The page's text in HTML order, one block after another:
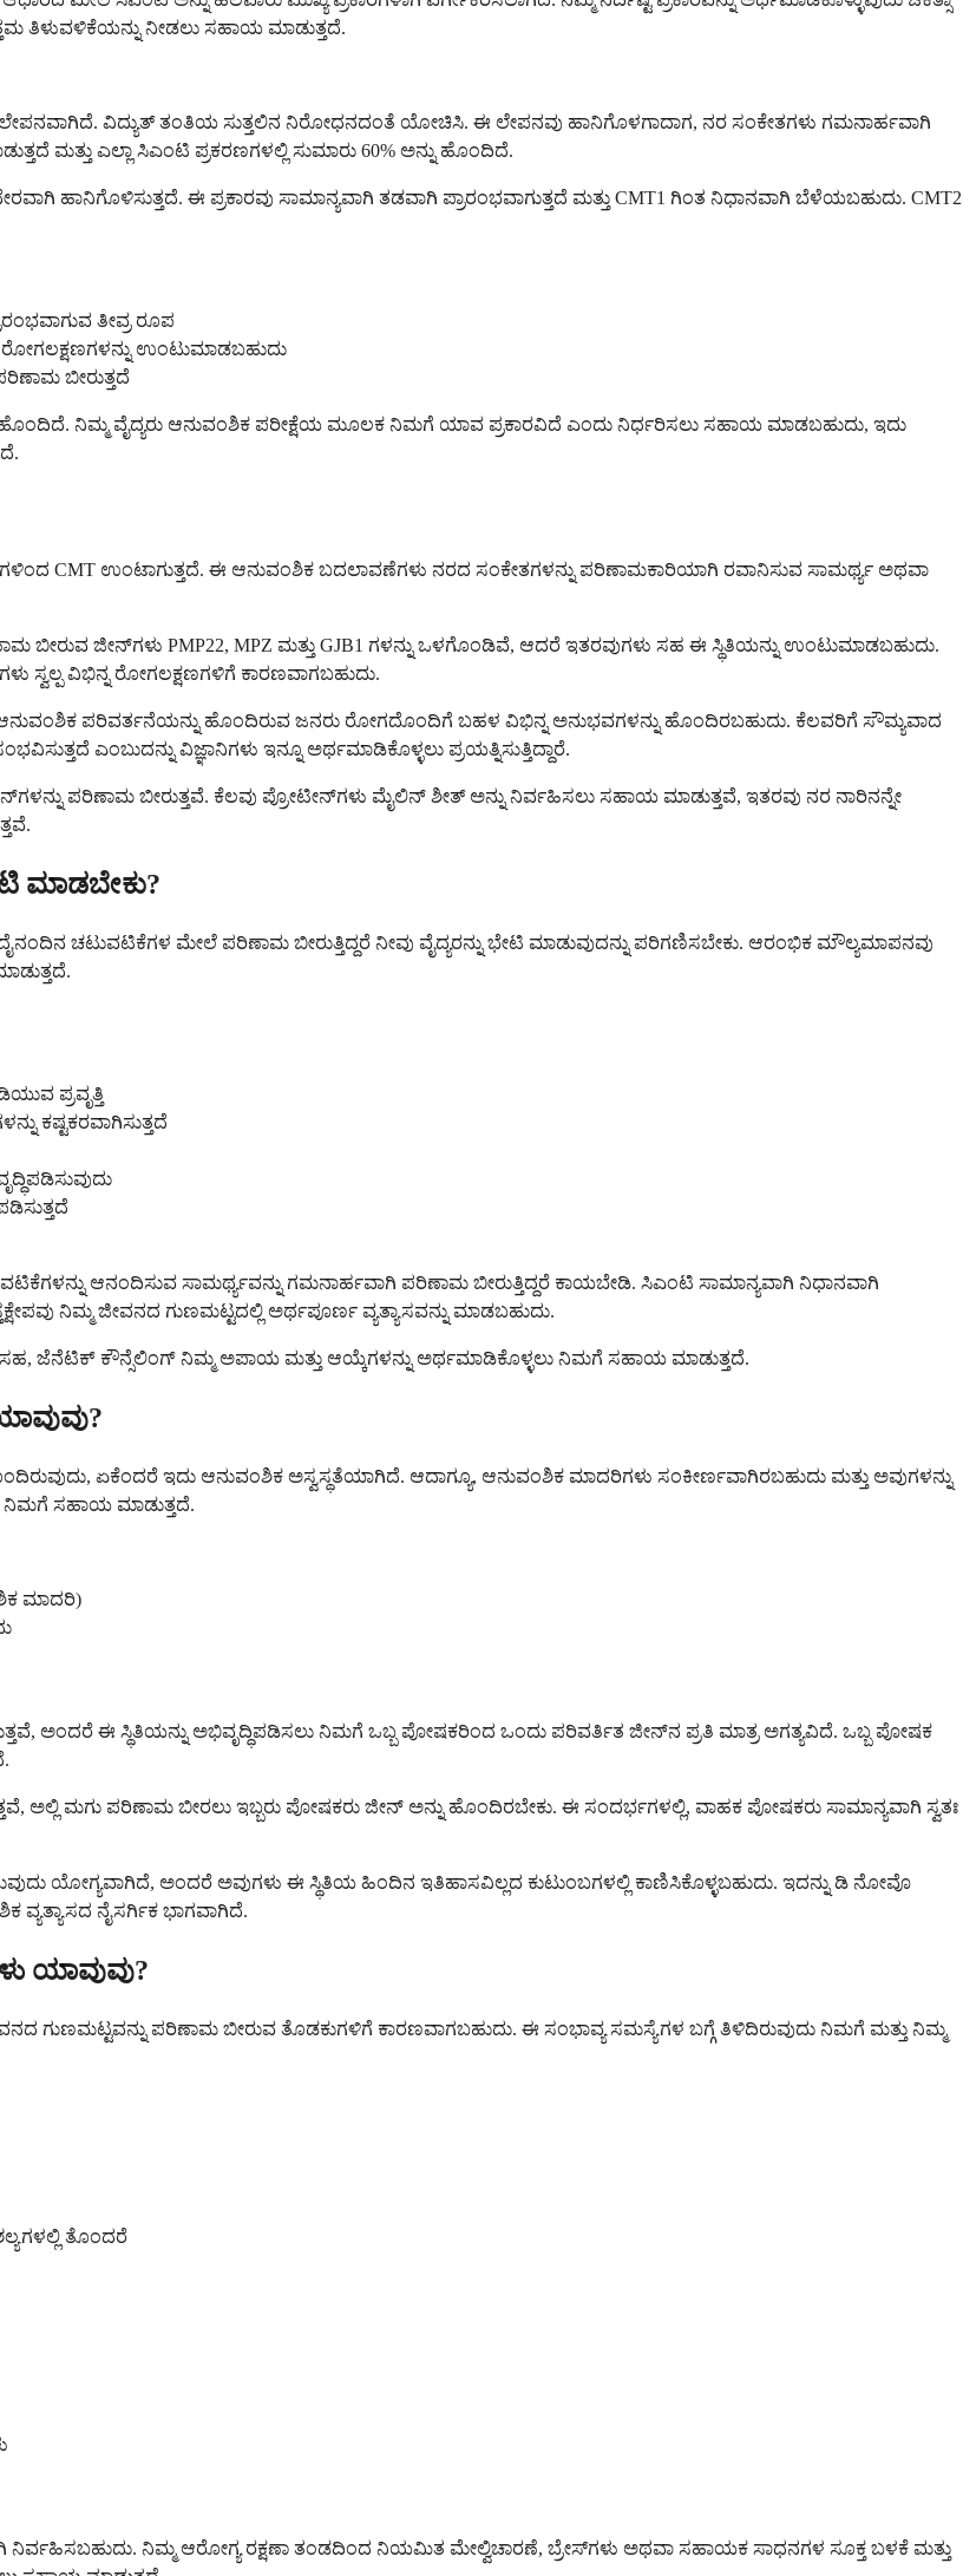
ತಿಳುವಳಿಕೆಯನ್ನು ನೀಡಲು ಸಹಾಯ ಮಾಡುತ್ತದೆ.
ಲೇಪನವಾಗಿದೆ. ವಿದ್ಯುತ್ ತಂತಿಯ ಸುತ್ತಲಿನ ನಿರೋಧನದಂತೆ ಯೋಚಿಸಿ. ಈ ಲೇಪನವು ಹಾನಿಗೊಳಗಾದಾಗ, ನರ ಸಂಕೇತಗಳು ಗಮನಾರ್ಹವಾಗಿ
ಮತ್ತು ಎಲ್ಲಾ ಸಿಎಂಟಿ ಪ್ರಕರಣಗಳಲ್ಲಿ ಸುಮಾರು 60% ಅನ್ನು ಹೊಂದಿದೆ.
ಹಾನಿಗೊಳಿಸುತ್ತದೆ. ಈ ಪ್ರಕಾರವು ಸಾಮಾನ್ಯವಾಗಿ ತಡವಾಗಿ ಪ್ರಾರಂಭವಾಗುತ್ತದೆ ಮತ್ತು CMT1 ಗಿಂತ ನಿಧಾನವಾಗಿ ಬೆಳೆಯಬಹುದು. CMT2
ತೀವ್ರ ರೂಪ
ಉಂಟುಮಾಡಬಹುದು
ಬೀರುತ್ತದೆ
ಹೊಂದಿದೆ. ನಿಮ್ಮ ವೈದ್ಯರು ಆನುವಂಶಿಕ ಪರೀಕ್ಷೆಯ ಮೂಲಕ ನಿಮಗೆ ಯಾವ ಪ್ರಕಾರವಿದೆ ಎಂದು ನಿರ್ಧರಿಸಲು ಸಹಾಯ ಮಾಡಬಹುದು, ಇದು
CMT ಉಂಟಾಗುತ್ತದೆ. ಈ ಆನುವಂಶಿಕ ಬದಲಾವಣೆಗಳು ನರದ ಸಂಕೇತಗಳನ್ನು ಪರಿಣಾಮಕಾರಿಯಾಗಿ ರವಾನಿಸುವ ಸಾಮರ್ಥ್ಯ ಅಥವಾ
ಬೀರುವ ಜೀನ್‌ಗಳು PMP22, MPZ ಮತ್ತು GJB1 ಗಳನ್ನು ಒಳಗೊಂಡಿವೆ, ಆದರೆ ಇತರವುಗಳು ಸಹ ಈ ಸ್ಥಿತಿಯನ್ನು ಉಂಟುಮಾಡಬಹುದು.
ಸ್ವಲ್ಪ ವಿಭಿನ್ನ ರೋಗಲಕ್ಷಣಗಳಿಗೆ ಕಾರಣವಾಗಬಹುದು.
ಆನುವಂಶಿಕ ಪರಿವರ್ತನೆಯನ್ನು ಹೊಂದಿರುವ ಜನರು ರೋಗದೊಂದಿಗೆ ಬಹಳ ವಿಭಿನ್ನ ಅನುಭವಗಳನ್ನು ಹೊಂದಿರಬಹುದು. ಕೆಲವರಿಗೆ ಸೌಮ್ಯವಾದ
ಎಂಬುದನ್ನು ವಿಜ್ಞಾನಿಗಳು ಇನ್ನೂ ಅರ್ಥಮಾಡಿಕೊಳ್ಳಲು ಪ್ರಯತ್ನಿಸುತ್ತಿದ್ದಾರೆ.
ಪರಿಣಾಮ ಬೀರುತ್ತವೆ. ಕೆಲವು ಪ್ರೋಟೀನ್‌ಗಳು ಮೈಲಿನ್ ಶೀತ್ ಅನ್ನು ನಿರ್ವಹಿಸಲು ಸಹಾಯ ಮಾಡುತ್ತವೆ, ಇತರವು ನರ ನಾರಿನನ್ನೇ
ಮಾಡಬೇಕು?
ಚಟುವಟಿಕೆಗಳ ಮೇಲೆ ಪರಿಣಾಮ ಬೀರುತ್ತಿದ್ದರೆ ನೀವು ವೈದ್ಯರನ್ನು ಭೇಟಿ ಮಾಡುವುದನ್ನು ಪರಿಗಣಿಸಬೇಕು. ಆರಂಭಿಕ ಮೌಲ್ಯಮಾಪನವು
ಪ್ರವೃತ್ತಿ
ಕಷ್ಟಕರವಾಗಿಸುತ್ತದೆ
ಆನಂದಿಸುವ ಸಾಮರ್ಥ್ಯವನ್ನು ಗಮನಾರ್ಹವಾಗಿ ಪರಿಣಾಮ ಬೀರುತ್ತಿದ್ದರೆ ಕಾಯಬೇಡಿ. ಸಿಎಂಟಿ ಸಾಮಾನ್ಯವಾಗಿ ನಿಧಾನವಾಗಿ
ನಿಮ್ಮ ಜೀವನದ ಗುಣಮಟ್ಟದಲ್ಲಿ ಅರ್ಥಪೂರ್ಣ ವ್ಯತ್ಯಾಸವನ್ನು ಮಾಡಬಹುದು.
ಸಹ, ಜೆನೆಟಿಕ್ ಕೌನ್ಸೆಲಿಂಗ್ ನಿಮ್ಮ ಅಪಾಯ ಮತ್ತು ಆಯ್ಕೆಗಳನ್ನು ಅರ್ಥಮಾಡಿಕೊಳ್ಳಲು ನಿಮಗೆ ಸಹಾಯ ಮಾಡುತ್ತದೆ.
ಏಕೆಂದರೆ ಇದು ಆನುವಂಶಿಕ ಅಸ್ವಸ್ಥತೆಯಾಗಿದೆ. ಆದಾಗ್ಯೂ, ಆನುವಂಶಿಕ ಮಾದರಿಗಳು ಸಂಕೀರ್ಣವಾಗಿರಬಹುದು ಮತ್ತು ಅವುಗಳನ್ನು
ನಿಮಗೆ ಸಹಾಯ ಮಾಡುತ್ತದೆ.
ಮಾದರಿ)
ಅಂದರೆ ಈ ಸ್ಥಿತಿಯನ್ನು ಅಭಿವೃದ್ಧಿಪಡಿಸಲು ನಿಮಗೆ ಒಬ್ಬ ಪೋಷಕರಿಂದ ಒಂದು ಪರಿವರ್ತಿತ ಜೀನ್‌ನ ಪ್ರತಿ ಮಾತ್ರ ಅಗತ್ಯವಿದೆ. ಒಬ್ಬ ಪೋಷಕ
ಮಗು ಪರಿಣಾಮ ಬೀರಲು ಇಬ್ಬರು ಪೋಷಕರು ಜೀನ್ ಅನ್ನು ಹೊಂದಿರಬೇಕು. ಈ ಸಂದರ್ಭಗಳಲ್ಲಿ, ವಾಹಕ ಪೋಷಕರು ಸಾಮಾನ್ಯವಾಗಿ ಸ್ವತಃ
ಯೋಗ್ಯವಾಗಿದೆ, ಅಂದರೆ ಅವುಗಳು ಈ ಸ್ಥಿತಿಯ ಹಿಂದಿನ ಇತಿಹಾಸವಿಲ್ಲದ ಕುಟುಂಬಗಳಲ್ಲಿ ಕಾಣಿಸಿಕೊಳ್ಳಬಹುದು. ಇದನ್ನು ಡಿ ನೋವೊ
ವ್ಯತ್ಯಾಸದ ನೈಸರ್ಗಿಕ ಭಾಗವಾಗಿದೆ.
ಯಾವುವು?
ಗುಣಮಟ್ಟವನ್ನು ಪರಿಣಾಮ ಬೀರುವ ತೊಡಕುಗಳಿಗೆ ಕಾರಣವಾಗಬಹುದು. ಈ ಸಂಭಾವ್ಯ ಸಮಸ್ಯೆಗಳ ಬಗ್ಗೆ ತಿಳಿದಿರುವುದು ನಿಮಗೆ ಮತ್ತು ನಿಮ್ಮ
ತೊಂದರೆ
ನಿರ್ವಹಿಸಬಹುದು. ನಿಮ್ಮ ಆರೋಗ್ಯ ರಕ್ಷಣಾ ತಂಡದಿಂದ ನಿಯಮಿತ ಮೇಲ್ವಿಚಾರಣೆ, ಬ್ರೇಸ್‌ಗಳು ಅಥವಾ ಸಹಾಯಕ ಸಾಧನಗಳ ಸೂಕ್ತ ಬಳಕೆ ಮತ್ತು